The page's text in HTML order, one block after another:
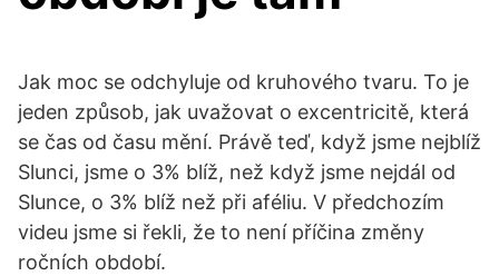
Jak moc se odchyluje od kruhového tvaru. To je
jeden způsob, jak uvažovat o excentricitě, která
se čas od času mění. Právě teď, když jsme nejblíž
Slunci, jsme o 3% blíž, než když jsme nejdál od
Slunce, o 3% blíž než při aféliu. V předchozím
videu jsme si řekli, že to není příčina změny
ročních období.